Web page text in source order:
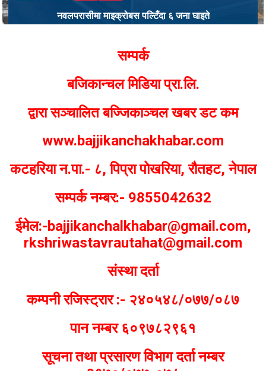
नवलपरासीमा माइक्रोबस पल्टिँदा ६ जना घाइते
सम्पर्क
बजिकान्चल मिडिया प्रा.लि.
द्वारा सञ्चालित बज्जिकाञ्चल खबर डट कम
www.bajjikanchakhabar.com
कटहरिया न.पा.- ८, पिप्रा पोखरिया, रौतहट, नेपाल
सम्पर्क नम्बर:- 9855042632
ईमेल:-bajjikanchalkhabar@gmail.com,
rkshriwastavrautahat@gmail.com
संस्था दर्ता
कम्पनी रजिस्ट्रार :- २४०५४८/०७७/०८७
पान नम्बर ६०९७८२९६१
सूचना तथा प्रसारण विभाग दर्ता नम्बर